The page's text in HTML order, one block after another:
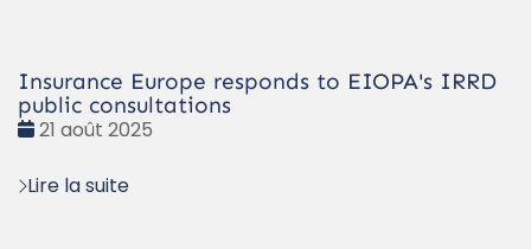
Insurance Europe responds to EIOPA's IRRD
public consultations
Date
21 août 2025
Lire la suite